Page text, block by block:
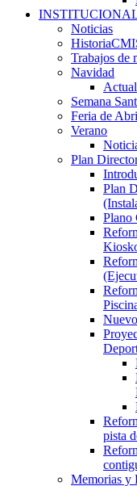
Noticias
Trabajos de
Navidad
Semana
Feria de
Verano
Plan
Plan
Plano
pista
Memorias y